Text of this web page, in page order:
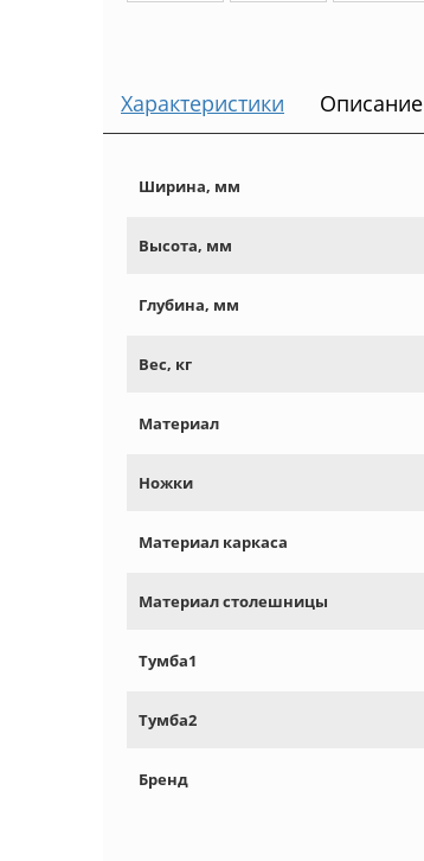
Характеристики Описание
Ширина, мм
Высота, мм
Глубина, мм
Вес, кг
Материал
Ножки
Материал каркаса
Материал столешницы
Тумба1
Тумба2
Бренд